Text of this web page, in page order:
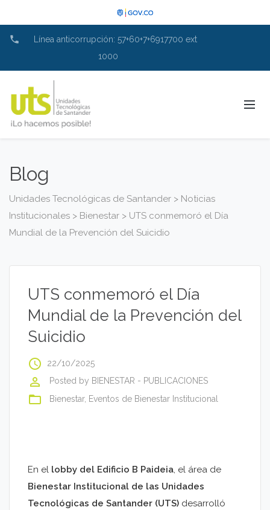
phone
Línea anticorrupción: 57+60+7+6917700 ext
1000
Blog
Unidades Tecnológicas de Santander > Noticias
Institucionales > Bienestar > UTS conmemoró el Día
Mundial de la Prevención del Suicidio
UTS conmemoró el Día
Mundial de la Prevención del
Suicidio
access_time 22/10/2025
perm_identity Posted by BIENESTAR - PUBLICACIONES
folder_open Bienestar, Eventos de Bienestar Institucional
En el lobby del Edificio B Paideia, el área de
Bienestar Institucional de las Unidades
Tecnológicas de Santander (UTS) desarrolló